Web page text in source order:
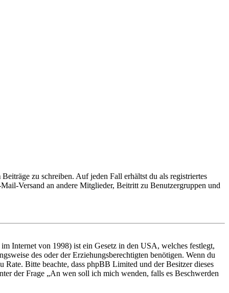
zu schreiben. Auf jeden Fall erhältst du als registriertes
Versand an andere Mitglieder, Beitritt zu Benutzergruppen und
Internet von 1998) ist ein Gesetz in den USA, welches festlegt,
des oder der Erziehungsberechtigten benötigen. Wenn du
Bitte beachte, dass phpBB Limited und der Besitzer dieses
der Frage „An wen soll ich mich wenden, falls es Beschwerden